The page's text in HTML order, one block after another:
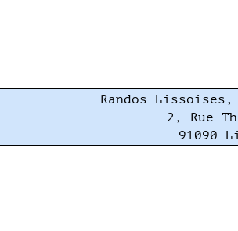
Randos
2, Rue
91090